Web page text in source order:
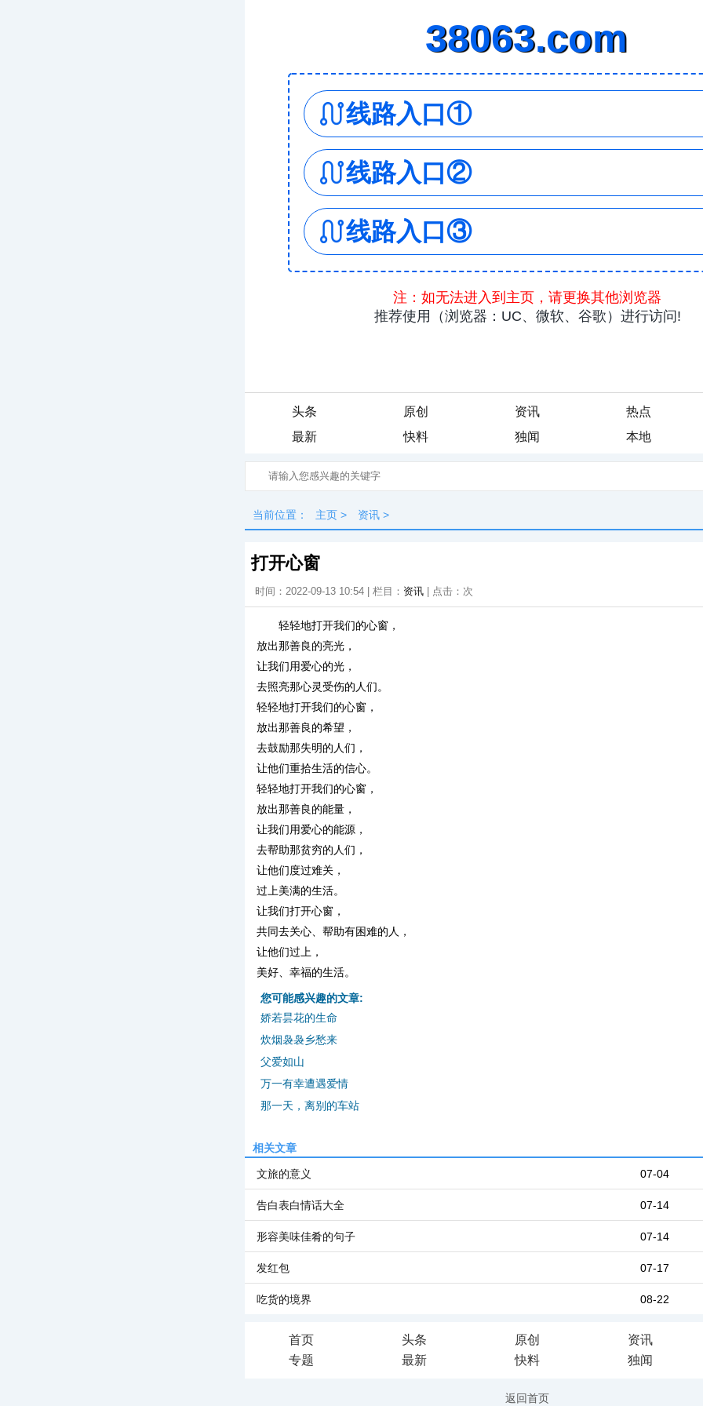
头条 原创 资讯
热点
最新
快料 独闻 本地
当前位置： 主页 > 资讯 >
打开心窗
时间：2022-09-13 10:54 | 栏目： 资讯 | 点击： 次
轻轻地打开我们的心窗，
放出那善良的亮光，
让我们用爱心的光，
去照亮那心灵受伤的人们。
轻轻地打开我们的心窗，
放出那善良的希望，
去鼓励那失明的人们，
让他们重拾生活的信心。
轻轻地打开我们的心窗，
放出那善良的能量，
让我们用爱心的能源，
去帮助那贫穷的人们，
让他们度过难关，
过上美满的生活。
让我们打开心窗，
共同去关心、帮助有困难的人，
让他们过上，
美好、幸福的生活。
您可能感兴趣的文章:
娇若昙花的生命
炊烟袅袅乡愁来
父爱如山
万一有幸遭遇爱情
那一天，离别的车站
相关文章
07-04
文旅的意义
07-14
告白表白情话大全
07-14
形容美味佳肴的句子
07-17
发红包
08-22
吃货的境界
首页 头条 原创
资讯
专题
最新 快料 独闻
返回首页